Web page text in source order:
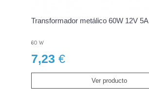
Transformador metálico 60W 12V 5A
60 W
7,23 €
Ver producto